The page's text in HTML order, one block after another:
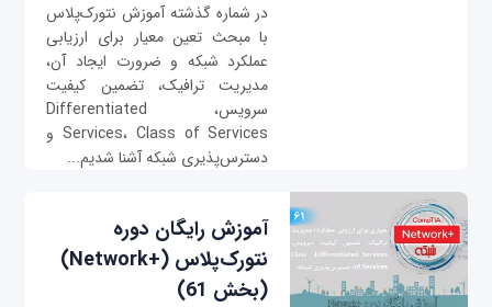
در شماره گذشته آموزش نتورک‌پلاس
با مبحث تعین معیار برای ارزیابی
عملکرد شبکه و ضرورت ایجاد آن،
مدیریت ترافیک، تضمین کیفیت
سرویس، Differentiated
Services، Class of Services و
دسترس‌پذیری شبکه آشنا شدیم...
آموزش رایگان دوره
نتورک‌پلاس (+Network)
(بخش 61)